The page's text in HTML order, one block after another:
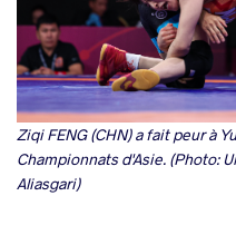
Ziqi FENG (CHN) a fait peur à
Championnats d'Asie. (Photo:
Aliasgari)